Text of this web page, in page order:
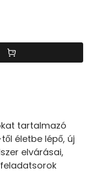
tartalmazó
életbe lépő, új
elvárásai,